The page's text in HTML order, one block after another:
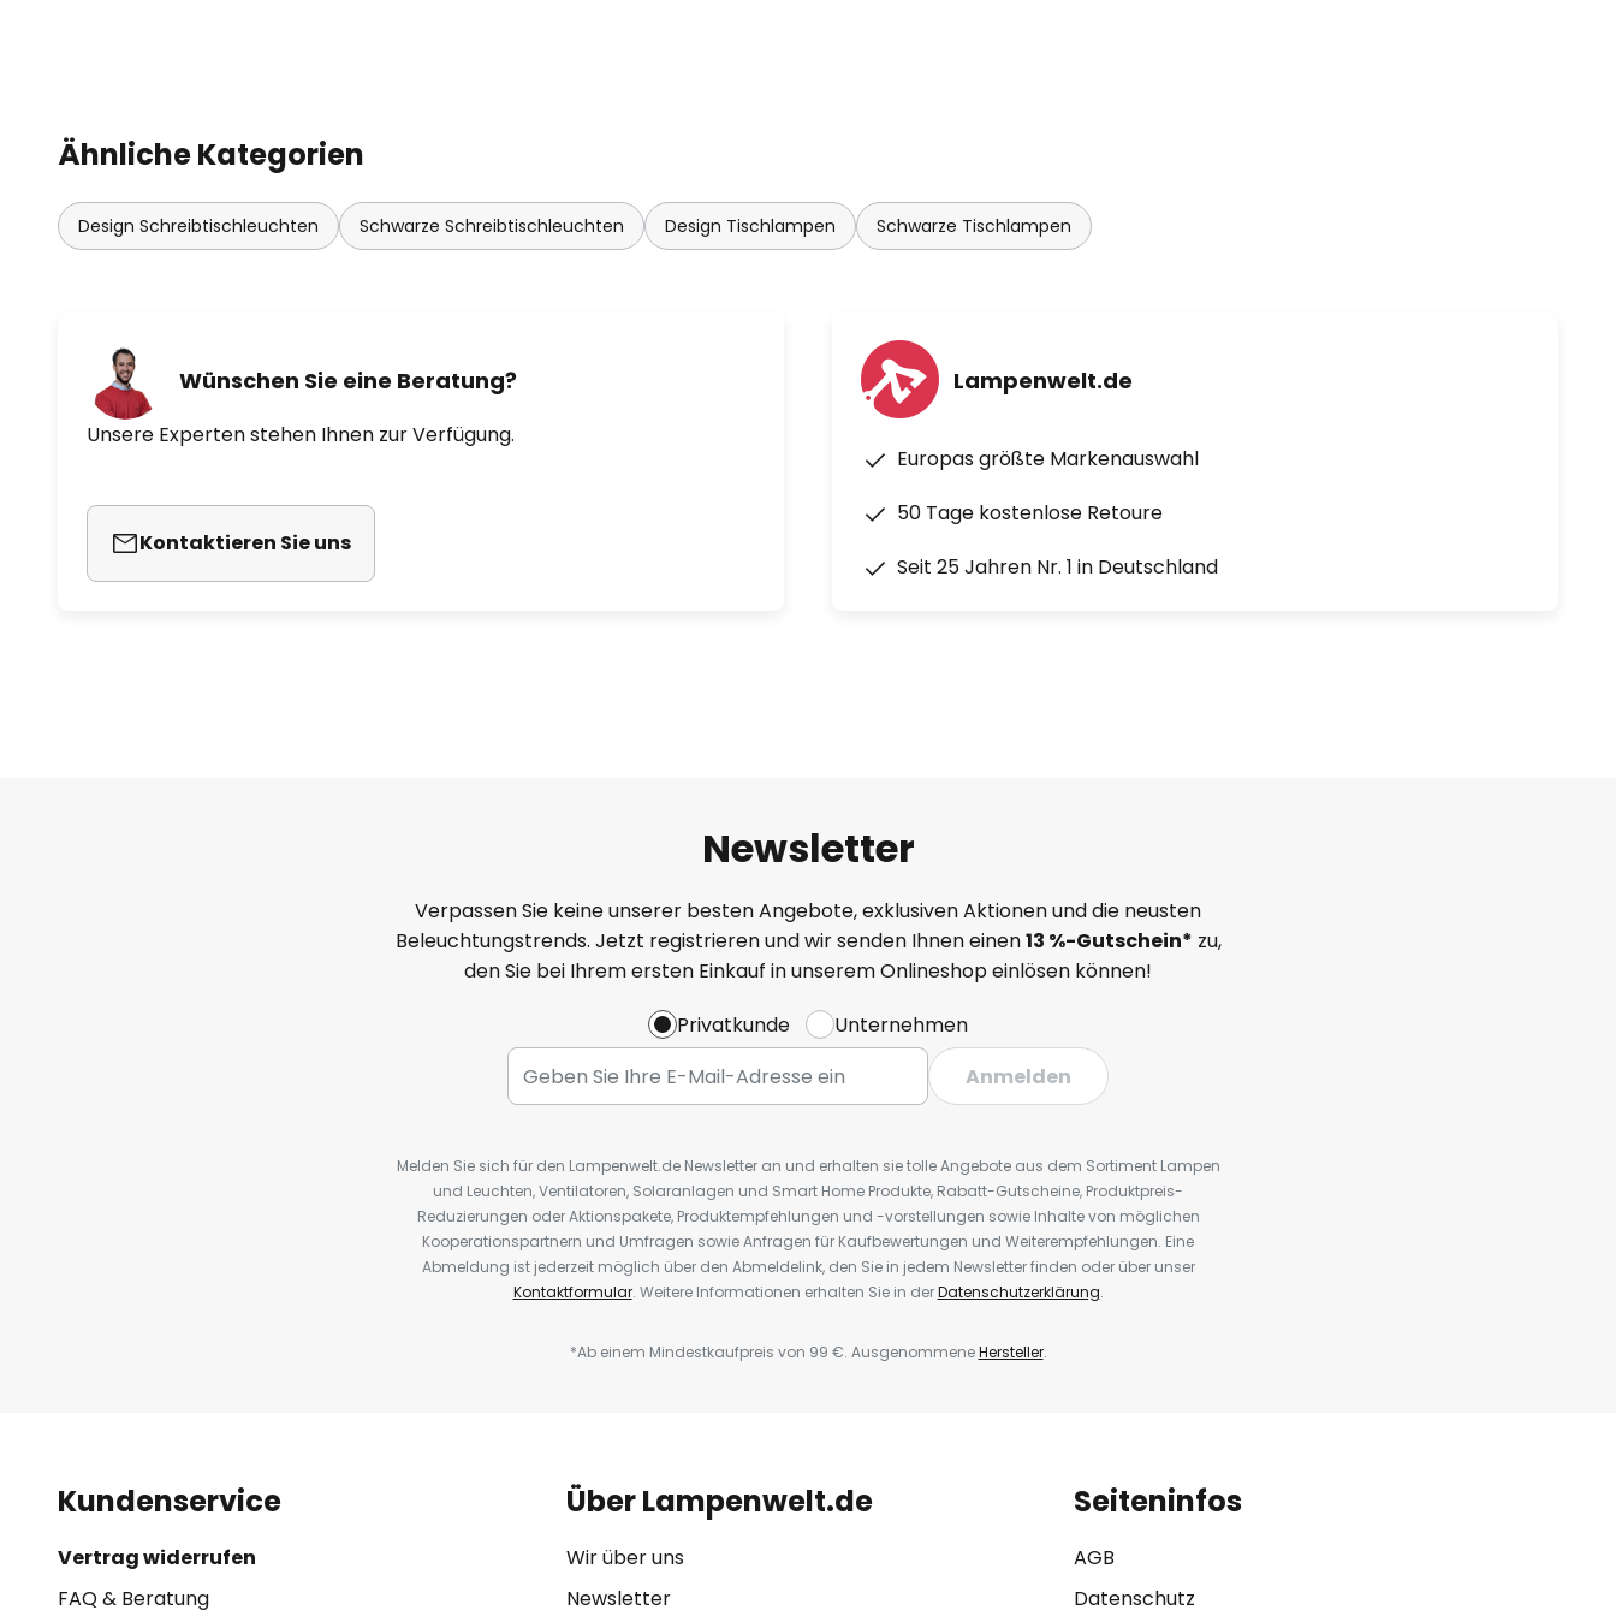
Ähnliche Kategorien
Design Schreibtischleuchten Schwarze Schreibtischleuchten Design Tischlampen Schwarze Tischlampen
Wünschen Sie eine Beratung?
Unsere Experten stehen Ihnen zur Verfügung.
Kontaktieren Sie uns
Lampenwelt.de
Europas größte Markenauswahl
50 Tage kostenlose Retoure
Seit 25 Jahren Nr. 1 in Deutschland
Newsletter
Verpassen Sie keine unserer besten Angebote, exklusiven Aktionen und die neusten
Beleuchtungstrends. Jetzt registrieren und wir senden Ihnen einen13 %-Gutschein* zu,
den Sie bei Ihrem ersten Einkauf in unserem Onlineshop einlösen können!
Privatkunde
Unternehmen
Anmelden
Melden Sie sich für den Lampenwelt.de Newsletter an und erhalten sie tolle Angebote aus dem Sortiment Lampen
und Leuchten, Ventilatoren, Solaranlagen und Smart Home Produkte, Rabatt-Gutscheine, Produktpreis-
Reduzierungen oder Aktionspakete, Produktempfehlungen und -vorstellungen sowie Inhalte von möglichen
Kooperationspartnern und Umfragen sowie Anfragen für Kaufbewertungen und Weiterempfehlungen. Eine
Abmeldung ist jederzeit möglich über den Abmeldelink, den Sie in jedem Newsletter finden oder über unser
Kontaktformular. Weitere Informationen erhalten Sie in derDatenschutzerklärung.
*Ab einem Mindestkaufpreis von 99 €. AusgenommeneHersteller.
Kundenservice
Vertrag widerrufen
FAQ & Beratung
Über Lampenwelt.de
Wir über uns
Newsletter
Seiteninfos
AGB
Datenschutz